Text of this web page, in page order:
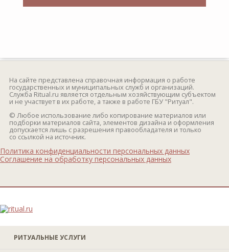
РИТУАЛЬНЫЕ УСЛУГИ
На сайте представлена справочная информация о работе
государственных и муниципальных служб и организаций.
Служба Ritual.ru является отдельным хозяйствующим субъектом
и не участвует в их работе, а также в работе ГБУ "Ритуал".
© Любое использование либо копирование материалов или
подборки материалов сайта, элементов дизайна и оформления
допускается лишь с разрешения правообладателя и только
со ссылкой на источник.
Политика конфиденциальности персональных данных
Соглашение на обработку персональных данных